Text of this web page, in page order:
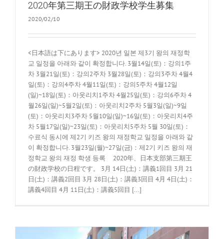
2020年第三期王の財政学校学生募集
2020/02/10
<日本語は下にあります> 2020년 일본 제3기 왕의 재정학
교 일정을 아래와 같이 확정합니다. 3월14일(토)：강의1주
차 3월21일(토)：강의2주차 3월28일(토)：강의3주차 4월4
일(토)：강의4주차 4월11일(토)：강의5주차 4월12일
(일)~18일(토)：아웃리치1주차 4월25일(토)：강의6주차 4
월26일(일)~5월2일(토)：아웃리치2주차 5월3일(일)~9일
(토)：아웃리치3주차 5월10일(일)~16일(토)：아웃리치4주
차 5월17일(일)~23일(토)：아웃리치5주차 5월 30일(토)：
수료식 동시에 제2기 키즈 왕의 재정학교 일정을 아래와 같
이 확정합니다. 3월23일(월)~27일(금)：제2기 키즈 왕의 재
정학교 왕의 재정 학생 등록 2020年、日本支部第三期王
の財政学校の日程です。 3月 14日(土)：講義1回目 3月 21
日(土)：講義2回目 3月 28日(土)：講義3回目 4月 4日(土)：
講義4回目 4月 11日(土)：講義5回目 [...]